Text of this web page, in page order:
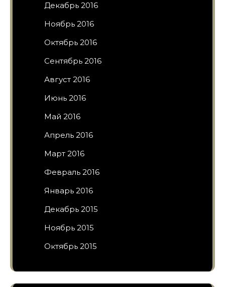
Декабрь 2016
Ноябрь 2016
Октябрь 2016
Сентябрь 2016
Август 2016
Июнь 2016
Май 2016
Апрель 2016
Март 2016
Февраль 2016
Январь 2016
Декабрь 2015
Ноябрь 2015
Октябрь 2015